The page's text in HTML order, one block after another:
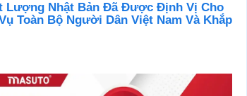
Lượng Nhật Bản Đã Được Định Vị Cho
Toàn Bộ Người Dân Việt Nam Và Khắp